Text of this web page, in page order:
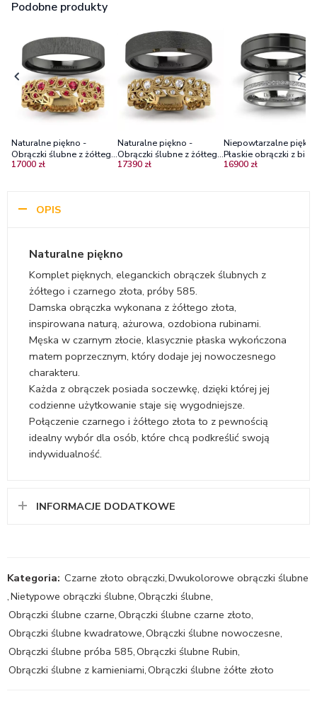
Podobne produkty
Naturalne piękno -
Obrączki ślubne z żółtego
i czarnego złota z
17000 zł
Naturalne piękno -
Obrączki ślubne z żółtego
i czarnego złota z białymi
17390 zł
Niepowtarzalne
Płaskie obrączki z
i czarnego złota z
16900 zł
OPIS
Naturalne piękno
Komplet pięknych, eleganckich obrączek ślubnych z
żółtego i czarnego złota, próby 585.
Damska obrączka wykonana z żółtego złota,
inspirowana naturą, ażurowa, ozdobiona rubinami.
Męska w czarnym złocie, klasycznie płaska wykończona
matem poprzecznym, który dodaje jej nowoczesnego
charakteru.
Każda z obrączek posiada soczewkę, dzięki której jej
codzienne użytkowanie staje się wygodniejsze.
Połączenie czarnego i żółtego złota to z pewnością
idealny wybór dla osób, które chcą podkreślić swoją
indywidualność.
INFORMACJE DODATKOWE
Kategoria: Czarne złoto obrączki,Dwukolorowe obrączki ślubne
,Nietypowe obrączki ślubne,Obrączki ślubne,
Obrączki ślubne czarne,Obrączki ślubne czarne złoto,
Obrączki ślubne kwadratowe,Obrączki ślubne nowoczesne,
Obrączki ślubne próba 585,Obrączki ślubne Rubin,
Obrączki ślubne z kamieniami,Obrączki ślubne żółte złoto